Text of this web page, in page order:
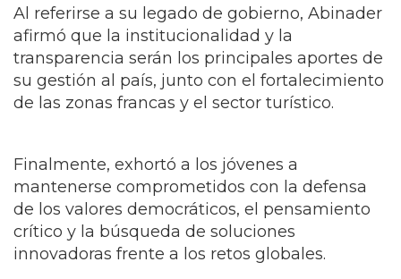
Al referirse a su legado de gobierno, Abinader
afirmó que la institucionalidad y la
transparencia serán los principales aportes de
su gestión al país, junto con el fortalecimiento
de las zonas francas y el sector turístico.
Finalmente, exhortó a los jóvenes a
mantenerse comprometidos con la defensa
de los valores democráticos, el pensamiento
crítico y la búsqueda de soluciones
innovadoras frente a los retos globales.